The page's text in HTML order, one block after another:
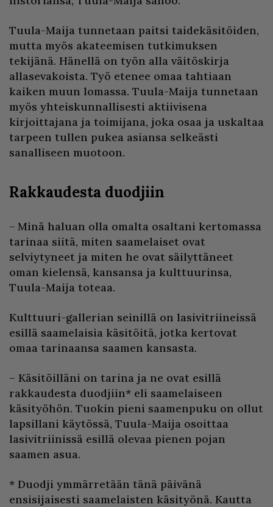
Tuula-Maija tunnetaan paitsi taidekäsitöiden,
mutta myös akateemisen tutkimuksen
tekijänä. Hänellä on työn alla väitöskirja
allasevakoista. Työ etenee omaa tahtiaan
kaiken muun lomassa. Tuula-Maija tunnetaan
myös yhteiskunnallisesti aktiivisena
kirjoittajana ja toimijana, joka osaa ja uskaltaa
tarpeen tullen pukea asiansa selkeästi
sanalliseen muotoon.
Rakkaudesta duodjiin
– Minä haluan olla omalta osaltani kertomassa
tarinaa siitä, miten saamelaiset ovat
selviytyneet ja miten he ovat säilyttäneet
oman kielensä, kansansa ja kulttuurinsa,
Tuula-Maija toteaa.
Kulttuuri-gallerian seinillä on lasivitriineissä
esillä saamelaisia käsitöitä, jotka kertovat
omaa tarinaansa saamen kansasta.
– Käsitöilläni on tarina ja ne ovat esillä
rakkaudesta duodjiin* eli saamelaiseen
käsityöhön. Tuokin pieni saamenpuku on ollut
lapsillani käytössä, Tuula-Maija osoittaa
lasivitriinissä esillä olevaa pienen pojan
saamen asua.
* Duodji ymmärretään tänä päivänä
ensisijaisesti saamelaisten käsityönä. Kautta